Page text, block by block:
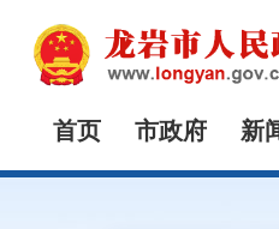
首页 市政府 新